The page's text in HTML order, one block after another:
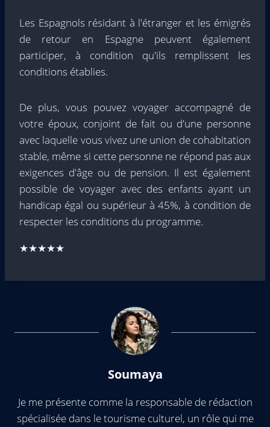
Les Espagnols résidant à l'étranger et les émigrés
de retour en Espagne peuvent également
participer, à condition qu'ils remplissent les
conditions établies.
De plus, vous pouvez voyager accompagné de
votre époux, conjoint de fait ou d'une personne
avec laquelle vous vivez une union de cohabitation
stable, même si cette personne ne répond pas aux
exigences d'âge ou de pension. Il est également
possible de voyager avec des enfants ayant un
handicap égal ou supérieur à 45%, à condition de
respecter les conditions du programme.
★★★★★
Soumaya
Je me présente comme la responsable de rédaction
spécialisée dans le tourisme culturel, un rôle qui me